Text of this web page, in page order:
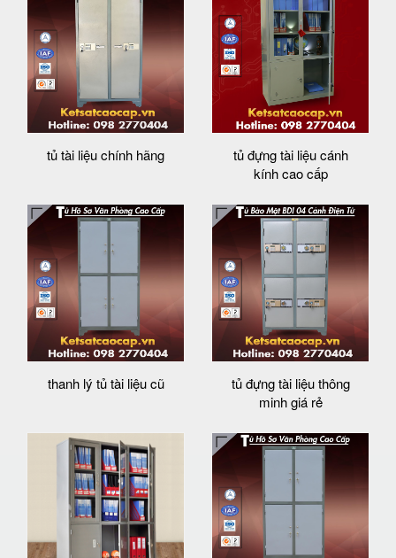
tủ tài liệu chính hãng
tủ đựng tài liệu cánh
kính cao cấp
thanh lý tủ tài liệu cũ
tủ đựng tài liệu thông
minh giá rẻ